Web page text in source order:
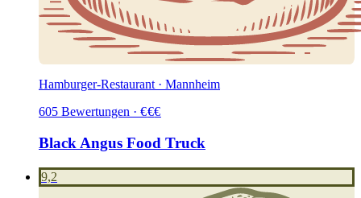
Hamburger-Restaurant · Mannheim
605 Bewertungen · €€€
Black Angus Food Truck
9,2